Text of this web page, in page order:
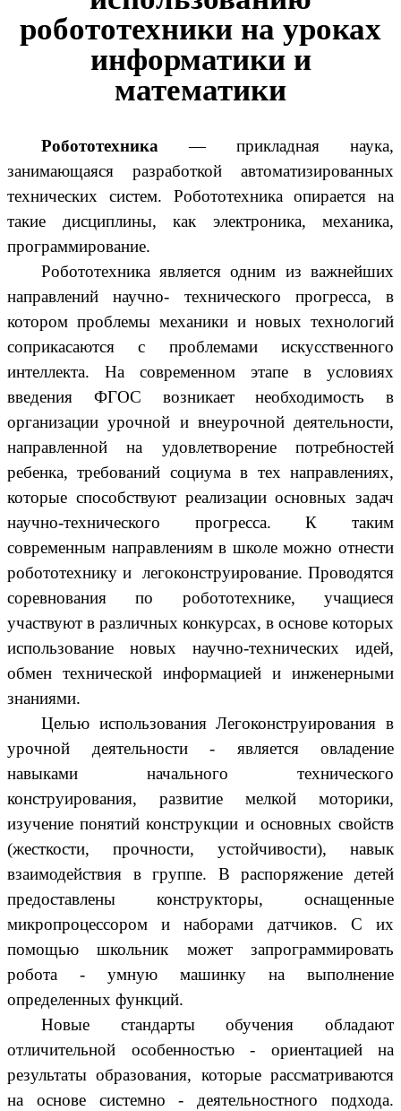
робототехники на уроках
информатики и
математики
Робототехника— прикладная наука,
занимающаяся разработкой автоматизированных
технических систем. Робототехника опирается на
такие дисциплины, как электроника, механика,
программирование.
Робототехника является одним из важнейших
направлений научно- технического прогресса, в
котором проблемы механики и новых технологий
соприкасаются с проблемами искусственного
интеллекта. На современном этапе в условиях
введения ФГОС возникает необходимость в
организации урочной и внеурочной деятельности,
направленной на удовлетворение потребностей
ребенка, требований социума в тех направлениях,
которые способствуют реализации основных задач
научно-технического прогресса. К таким
современным направлениям в школе можно отнести
робототехнику и легоконструирование. Проводятся
соревнования по робототехнике, учащиеся
участвуют в различных конкурсах, в основе которых
использование новых научно-технических идей,
обмен технической информацией и инженерными
знаниями.
Целью использования Легоконструирования в
урочной деятельности - является овладение
навыками начального технического
конструирования, развитие мелкой моторики,
изучение понятий конструкции и основных свойств
(жесткости, прочности, устойчивости), навык
взаимодействия в группе. В распоряжение детей
предоставлены конструкторы, оснащенные
микропроцессором и наборами датчиков. С их
помощью школьник может запрограммировать
робота - умную машинку на выполнение
определенных функций.
Новые стандарты обучения обладают
отличительной особенностью - ориентацией на
результаты образования, которые рассматриваются
на основе системно - деятельностного подхода.